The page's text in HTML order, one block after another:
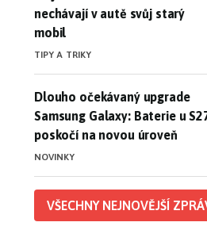
nechávají v autě svůj starý
mobil
TIPY A TRIKY
Dlouho očekávaný upgrade
Dlouho očekávaný upgrade
Samsung Galaxy: Baterie u
poskočí na novou úroveň
NOVINKY
VŠECHNY NEJNOVĚJŠÍ